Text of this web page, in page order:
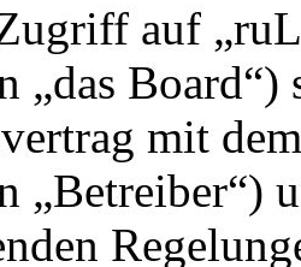
auf
„das
mit
„Betreiber“)